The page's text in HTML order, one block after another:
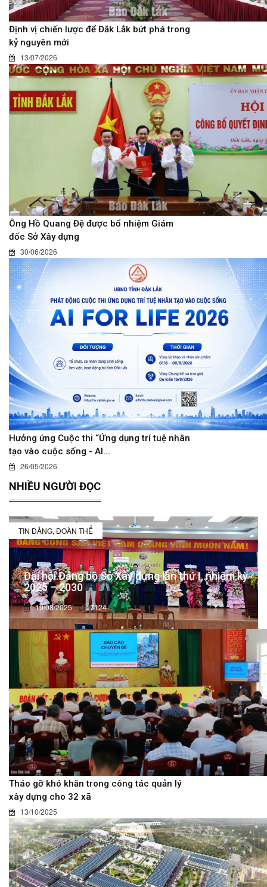
Định vị chiến lược để Đắk Lắk bứt phá trong
kỷ nguyên mới
13/07/2026
Ông Hồ Quang Đệ được bổ nhiệm Giám
đốc Sở Xây dựng
30/06/2026
Hưởng ứng Cuộc thi “Ứng dụng trí tuệ nhân
tạo vào cuộc sống - AI...
26/05/2026
NHIỀU NGƯỜI ĐỌC
TIN ĐẢNG, ĐOÀN THỂ
Đại hội Đảng bộ Sở Xây dựng lần thứ I, nhiệm kỳ
2025 – 2030
19/08/2025 7124
Tháo gỡ khó khăn trong công tác quản lý
xây dựng cho 32 xã
13/10/2025